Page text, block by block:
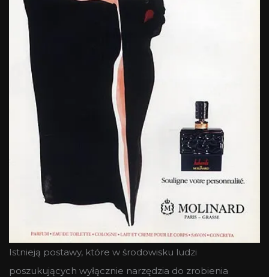
Istnieją postawy, które w środowisku ludzi
poszukujących wyłącznie narzędzia do zrobienia